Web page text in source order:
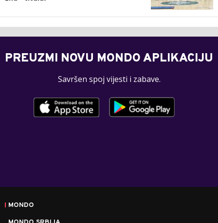
PREUZMI NOVU MONDO APLIKACIJU
Savršen spoj vijesti i zabave.
MONDO